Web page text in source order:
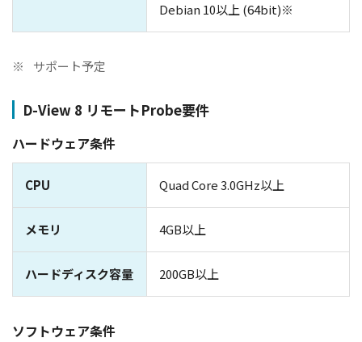
Debian 10以上 (64bit)※
※ サポート予定
D-View 8 リモートProbe要件
ハードウェア条件
CPU Quad Core 3.0GHz以上
メモリ 4GB以上
ハードディスク容量 200GB以上
ソフトウェア条件